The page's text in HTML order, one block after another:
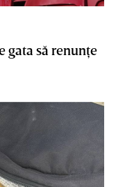
gata să renunţe